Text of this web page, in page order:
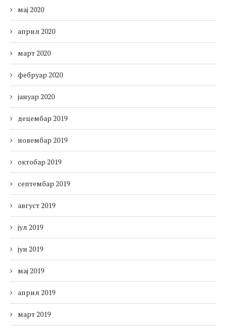
мај 2020
април 2020
март 2020
фебруар 2020
јануар 2020
децембар 2019
новембар 2019
октобар 2019
септембар 2019
август 2019
јул 2019
јун 2019
мај 2019
април 2019
март 2019